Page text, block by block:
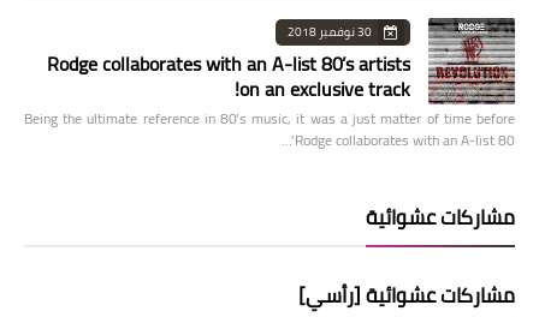
30 نوفمبر 2018
Rodge collaborates with an A-list 80’s artists
on an exclusive track!
Being the ultimate reference in 80’s music, it was a just matter of time before
Rodge collaborates with an A-list 80’…
مشاركات عشوائية
مشاركات عشوائية [رأسي]